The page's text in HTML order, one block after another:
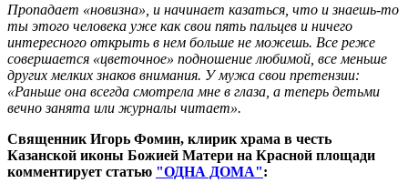
Пропадает «новизна», и начинает казаться, что и знаешь-то
ты этого человека уже как свои пять пальцев и ничего
интересного открыть в нем больше не можешь. Все реже
совершается «цветочное» подношение любимой, все меньше
других мелких знаков внимания. У мужа свои претензии:
«Раньше она всегда смотрела мне в глаза, а теперь детьми
вечно занята или журналы читает».
Священник Игорь Фомин, клирик храма в честь
Казанской иконы Божией Матери на Красной площади
комментирует статью "ОДНА ДОМА":